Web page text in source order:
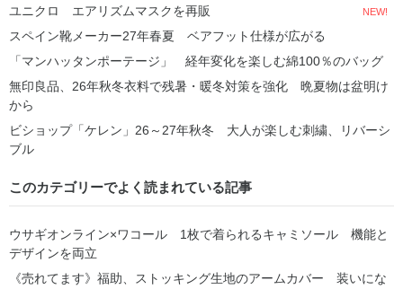
ユニクロ エアリズムマスクを再販 NEW!
スペイン靴メーカー27年春夏 ベアフット仕様が広がる
「マンハッタンポーテージ」 経年変化を楽しむ綿100％のバッグ
無印良品、26年秋冬衣料で残暑・暖冬対策を強化 晩夏物は盆明け
から
ビショップ「ケレン」26～27年秋冬 大人が楽しむ刺繍、リバーシ
ブル
このカテゴリーでよく読まれている記事
ウサギオンライン×ワコール 1枚で着られるキャミソール 機能と
デザインを両立
《売れてます》福助、ストッキング生地のアームカバー 装いにな